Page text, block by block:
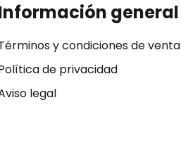
general
y condiciones de venta
de privacidad
legal